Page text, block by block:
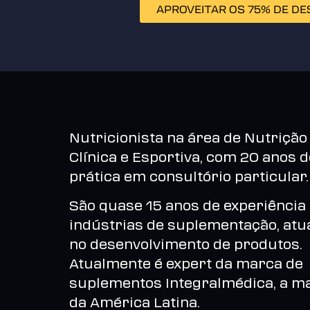
APROVEITAR OS 75% DE
Nutricionista na área de Nutrição
Clínica e Esportiva, com 20 anos
prática em consultório particular.
São quase 15 anos de experiência
indústrias de suplementação,
no desenvolvimento de produtos.
Atualmente é expert da marca de
suplementos Integralmédica, a
da América Latina.